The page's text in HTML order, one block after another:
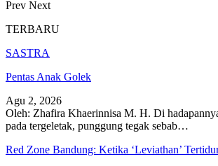
Prev Next
TERBARU
SASTRA
Pentas Anak Golek
Agu 2, 2026
Oleh: Zhafira Khaerinnisa M. H. Di
pada tergeletak, punggung tegak sebab…
Red Zone Bandung: Ketika ‘Leviathan’